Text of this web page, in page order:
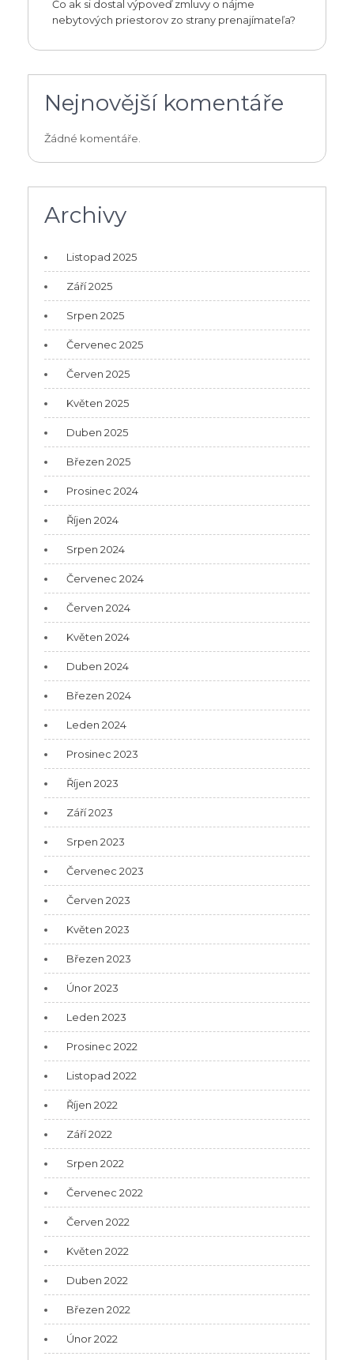
Čo ak si dostal výpoveď zmluvy o nájme
nebytových priestorov zo strany prenajímateľa?
Nejnovější komentáře
Žádné komentáře.
Archivy
Listopad 2025
Září 2025
Srpen 2025
Červenec 2025
Červen 2025
Květen 2025
Duben 2025
Březen 2025
Prosinec 2024
Říjen 2024
Srpen 2024
Červenec 2024
Červen 2024
Květen 2024
Duben 2024
Březen 2024
Leden 2024
Prosinec 2023
Říjen 2023
Září 2023
Srpen 2023
Červenec 2023
Červen 2023
Květen 2023
Březen 2023
Únor 2023
Leden 2023
Prosinec 2022
Listopad 2022
Říjen 2022
Září 2022
Srpen 2022
Červenec 2022
Červen 2022
Květen 2022
Duben 2022
Březen 2022
Únor 2022